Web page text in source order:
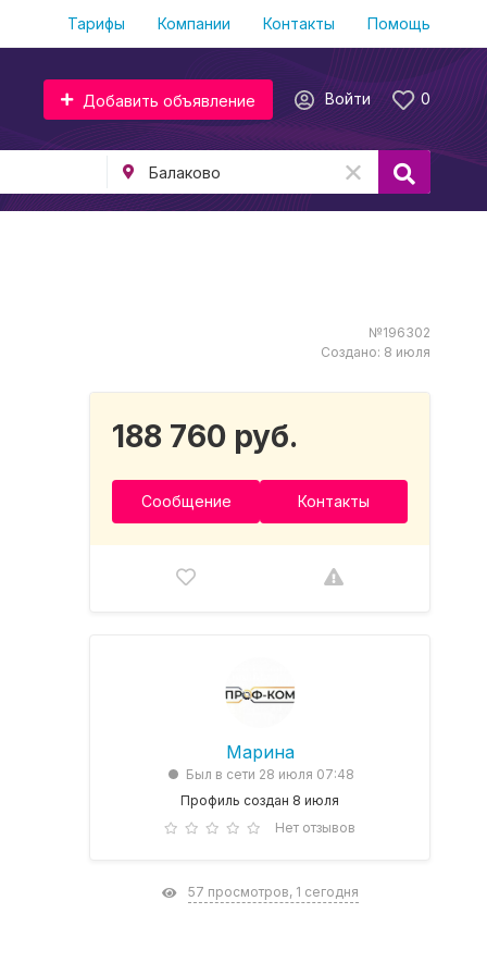
Тарифы Компании Контакты Помощь
0
Войти
Добавить объявление
№196302
Создано: 8 июля
188 760 руб.
Сообщение Контакты
Марина
Был в сети 28 июля 07:48
Профиль создан 8 июля
Нет отзывов
57 просмотров, 1 сегодня